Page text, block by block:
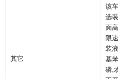
其它
该
选
面高
限
装
基
磷,